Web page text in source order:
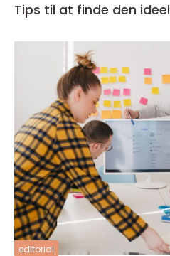
Tips til at finde den
editorial